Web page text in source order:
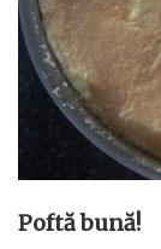
Poftă bună!